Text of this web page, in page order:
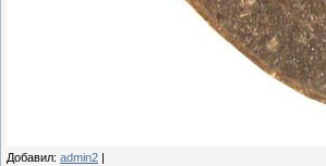
Добавил: admin2 |